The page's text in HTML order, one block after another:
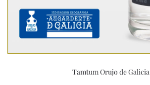
Tamtum Orujo de Galicia